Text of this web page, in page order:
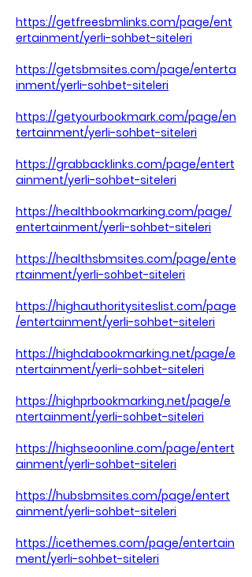
https://getfreesbmlinks.com/page/ent
ertainment/yerli-sohbet-siteleri
https://getsbmsites.com/page/enterta
inment/yerli-sohbet-siteleri
https://getyourbookmark.com/page/en
tertainment/yerli-sohbet-siteleri
https://grabbacklinks.com/page/entert
ainment/yerli-sohbet-siteleri
https://healthbookmarking.com/page/
entertainment/yerli-sohbet-siteleri
https://healthsbmsites.com/page/ente
rtainment/yerli-sohbet-siteleri
https://highauthoritysiteslist.com/page
/entertainment/yerli-sohbet-siteleri
https://highdabookmarking.net/page/e
ntertainment/yerli-sohbet-siteleri
https://highprbookmarking.net/page/e
ntertainment/yerli-sohbet-siteleri
https://highseoonline.com/page/entert
ainment/yerli-sohbet-siteleri
https://hubsbmsites.com/page/entert
ainment/yerli-sohbet-siteleri
https://icethemes.com/page/entertain
ment/yerli-sohbet-siteleri